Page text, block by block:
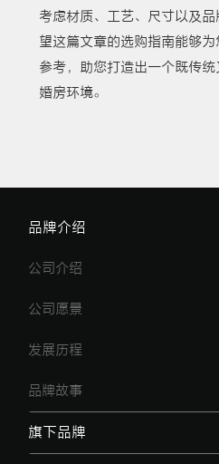
考虑材质、工艺、尺寸以及
望这篇文章的选购指南能够
参考，助您打造出一个既传
婚房环境。
品牌介绍
公司介绍
公司愿景
发展历程
品牌故事
旗下品牌